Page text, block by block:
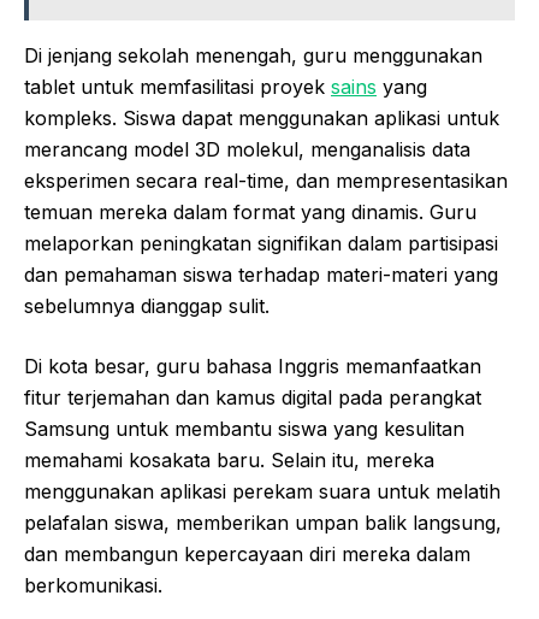
Di jenjang sekolah menengah, guru menggunakan
tablet untuk memfasilitasi proyek sains yang
kompleks. Siswa dapat menggunakan aplikasi untuk
merancang model 3D molekul, menganalisis data
eksperimen secara real-time, dan mempresentasikan
temuan mereka dalam format yang dinamis. Guru
melaporkan peningkatan signifikan dalam partisipasi
dan pemahaman siswa terhadap materi-materi yang
sebelumnya dianggap sulit.
Di kota besar, guru bahasa Inggris memanfaatkan
fitur terjemahan dan kamus digital pada perangkat
Samsung untuk membantu siswa yang kesulitan
memahami kosakata baru. Selain itu, mereka
menggunakan aplikasi perekam suara untuk melatih
pelafalan siswa, memberikan umpan balik langsung,
dan membangun kepercayaan diri mereka dalam
berkomunikasi.